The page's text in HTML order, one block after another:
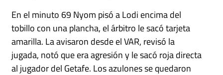
En el minuto 69 Nyom pisó a Lodi encima del
tobillo con una plancha, el árbitro le sacó tarjeta
amarilla. La avisaron desde el VAR, revisó la
jugada, notó que era agresión y le sacó roja directa
al jugador del Getafe. Los azulones se quedaron